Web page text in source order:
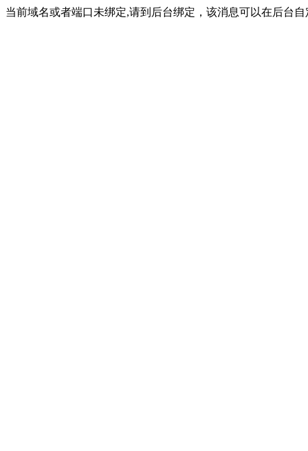
当前域名或者端口未绑定,请到后台绑定，该消息可以在后台自